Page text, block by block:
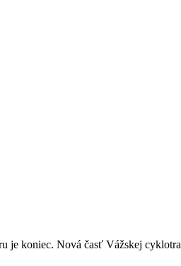
je koniec. Nová časť Vážskej